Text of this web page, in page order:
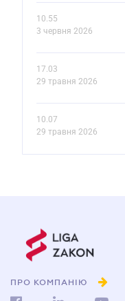
10.55
3 червня 2026
17.03
29 травня 2026
10.07
29 травня 2026
ПРО КОМПАНІЮ